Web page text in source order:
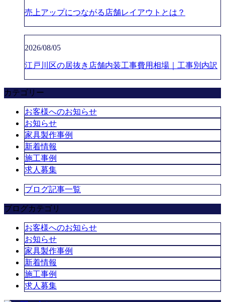
売上アップにつながる店舗レイアウトとは？
2026/08/05
江戸川区の居抜き店舗内装工事費用相場｜工事別内訳
カテゴリー
お客様へのお知らせ
お知らせ
家具製作事例
新着情報
施工事例
求人募集
ブログ記事一覧
ブログカテゴリ
お客様へのお知らせ
お知らせ
家具製作事例
新着情報
施工事例
求人募集